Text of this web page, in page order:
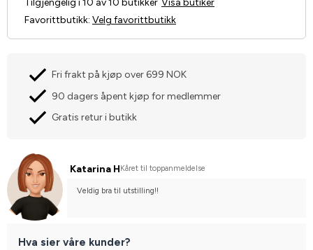
Favorittbutikk: Velg favorittbutikk
Fri frakt på kjøp over 699 NOK
90 dagers åpent kjøp for medlemmer
Gratis retur i butikk
Katarina H Kåret til toppanmeldelse
Veldig bra til utstilling!!
Hva sier våre kunder?